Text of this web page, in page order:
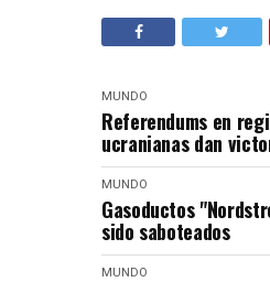
MUNDO
Referendums en
ucranianas dan
MUNDO
Gasoductos
sido saboteados
MUNDO